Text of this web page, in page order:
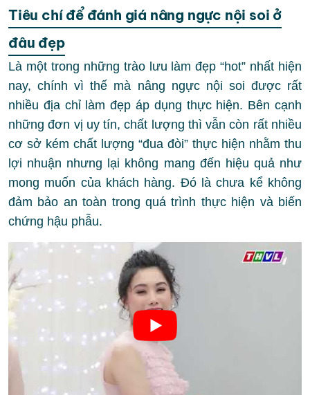
Tiêu chí để đánh giá nâng ngực nội soi ở
đâu đẹp
Là một trong những trào lưu làm đẹp “hot” nhất hiện
nay, chính vì thế mà nâng ngực nội soi được rất
nhiều địa chỉ làm đẹp áp dụng thực hiện. Bên cạnh
những đơn vị uy tín, chất lượng thì vẫn còn rất nhiều
cơ sở kém chất lượng “đua đòi” thực hiện nhằm thu
lợi nhuận nhưng lại không mang đến hiệu quả như
mong muốn của khách hàng. Đó là chưa kể không
đảm bảo an toàn trong quá trình thực hiện và biến
chứng hậu phẫu.